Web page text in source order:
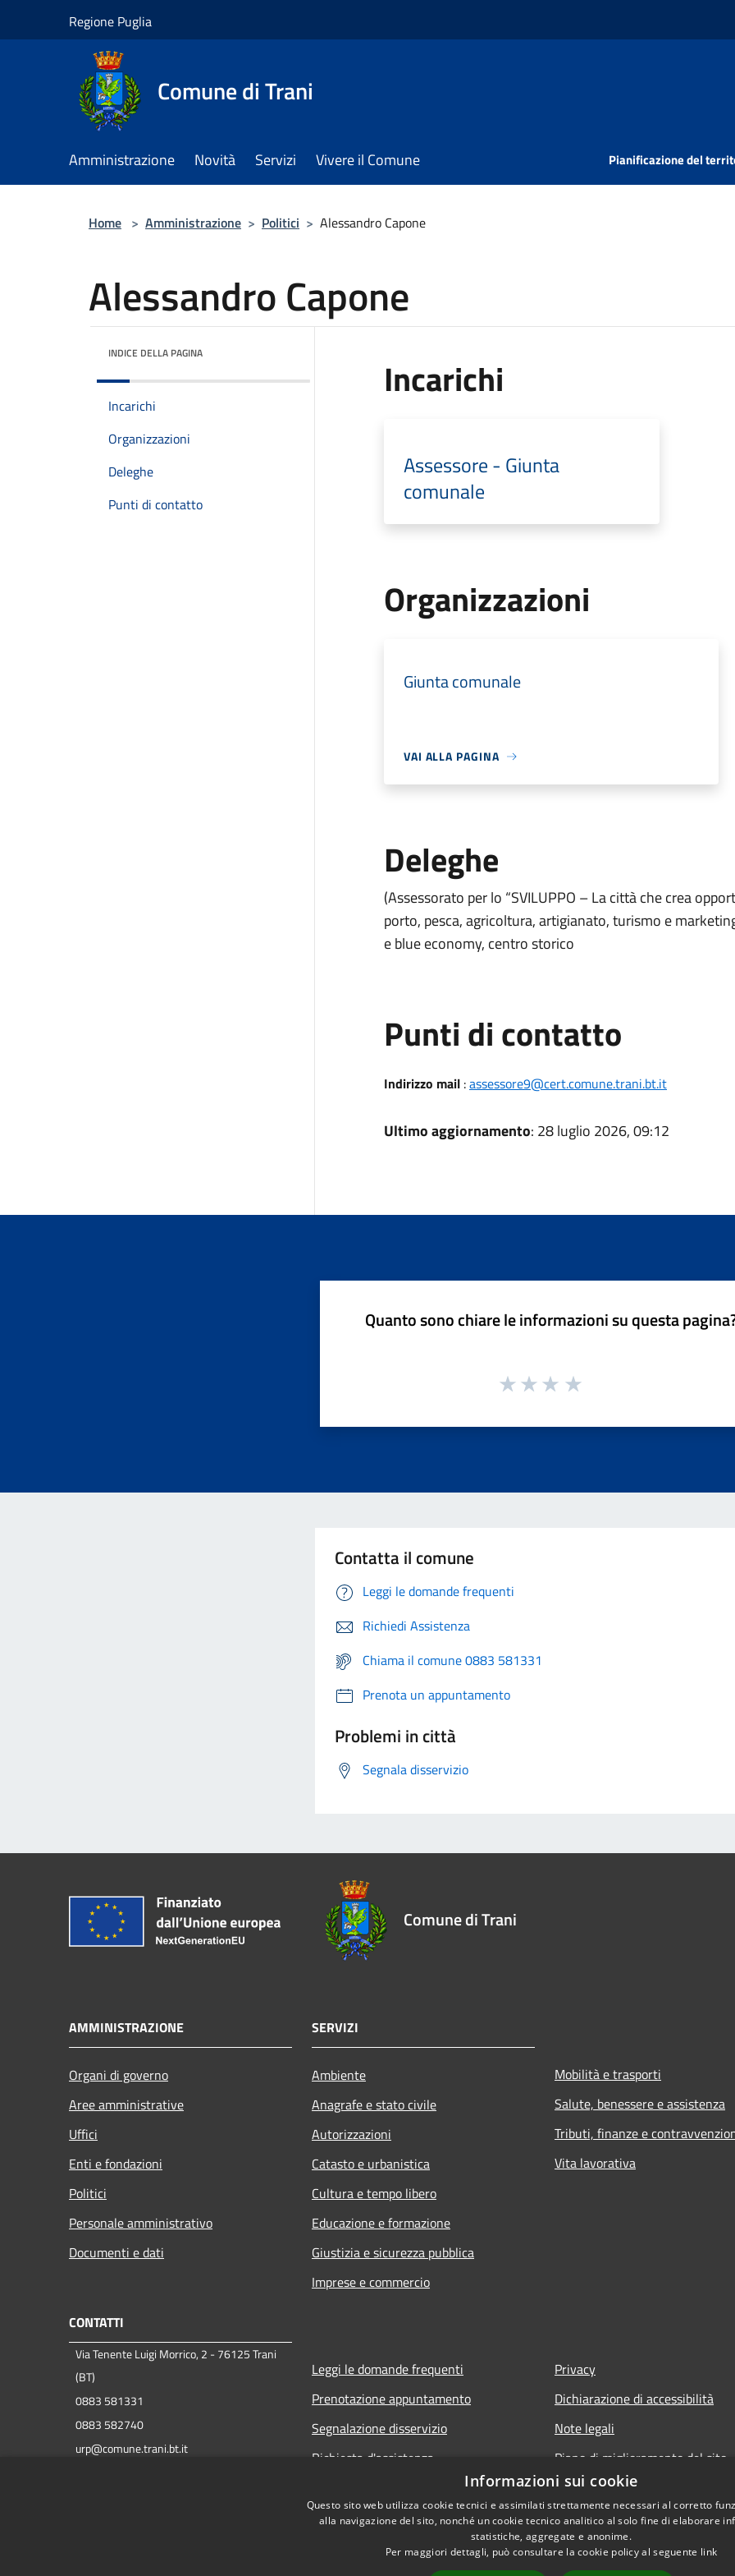
Regione Puglia
Comune di Trani
Amministrazione Novità Servizi Vivere il Comune Pianificazione del
Home > Amministrazione > Politici > Alessandro Capone
Alessandro Capone
INDICE DELLA PAGINA
Incarichi
Organizzazioni
Deleghe
Punti di contatto
Incarichi
Assessore - Giunta
comunale
Organizzazioni
Giunta comunale
VAI ALLA PAGINA
Deleghe
(Assessorato per lo “SVILUPPO – La città che crea
porto, pesca, agricoltura, artigianato, turismo e
e blue economy, centro storico
Punti di contatto
Indirizzo mail:assessore9@cert.comune.trani.bt.it
Ultimo aggiornamento: 28 luglio 2026, 09:12
Quanto sono chiare le informazioni su questa
Contatta il comune
Leggi le domande frequenti
Richiedi Assistenza
Chiama il comune 0883 581331
Prenota un appuntamento
Problemi in città
Segnala disservizio
Comune di Trani
AMMINISTRAZIONE
Organi di governo
Aree amministrative
Uffici
Enti e fondazioni
Politici
Personale amministrativo
Documenti e dati
SERVIZI
Ambiente
Anagrafe e stato civile
Autorizzazioni
Catasto e urbanistica
Cultura e tempo libero
Educazione e formazione
Giustizia e sicurezza pubblica
Imprese e commercio
Mobilità e trasporti
Salute, benessere e assistenza
Tributi, finanze e
Vita lavorativa
CONTATTI
Via Tenente Luigi Morrico, 2 - 76125 Trani
(BT)
0883 581331
0883 582740
urp@comune.trani.bt.it
Leggi le domande frequenti
Prenotazione appuntamento
Segnalazione disservizio
Richiesta d'assistenza
Privacy
Dichiarazione di accessibilità
Note legali
Piano di miglioramento del sito
Amministrazione trasparente
Albo Pretorio
Informazioni sui cookie
Questo sito web utilizza cookie tecnici e assimilati strettamente necessari al corretto
alla navigazione del sito, nonché un cookie tecnico analitico al solo fine di elaborare
statistiche, aggregate e anonime.
Per maggiori dettagli, può consultare la cookie policy al seguente link